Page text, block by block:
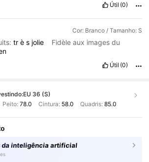
Útil (0)
Cor: Branco / Tamanho: S
très jolie
Fidèle aux images du
Útil (0)
EU 36 (S)
Peito:78.0 Cintura: 58.0 Quadris: 85.0
da inteligência artificial